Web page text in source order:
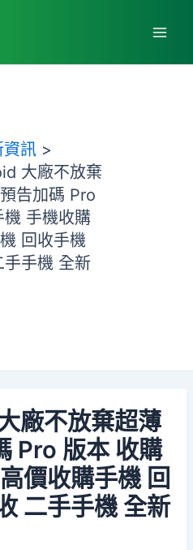
資訊
大廠不放棄
告加碼 Pro
機 手機收購
回收手機
手手機 全新
廠不放棄超薄
Pro 版本 收購
價收購手機 回
二手手機 全新